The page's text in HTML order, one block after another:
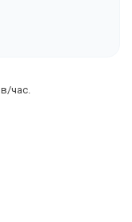
час.